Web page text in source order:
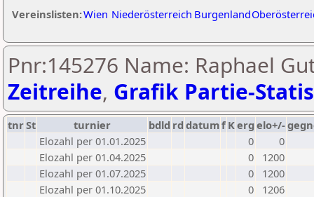
Vereinslisten:Wien Niederösterreich Burgenland
Pnr:145276 Name: Raphael
Zeitreihe, Grafik Partie-
tnrSt turnier bdld rd datumf Kerg elo+/-
Elozahl per 01.01.2025
0
0
Elozahl per 01.04.2025
0
1200
Elozahl per 01.07.2025
0
1200
Elozahl per 01.10.2025
0
1206